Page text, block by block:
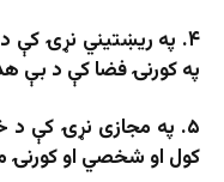
۴. په ریښتیني نړۍ کې
په کورنۍ فضا کې د بې
۵. په مجازی نړۍ کې د
کول او شخصي او کورنۍ